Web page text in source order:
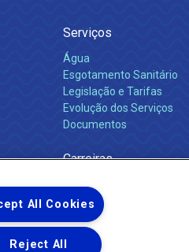
Serviços
Água
Esgotamento Sanitário
Legislação e Tarifas
Evolução dos Serviços
Documentos
Carreiras
All Cookies
Reject All